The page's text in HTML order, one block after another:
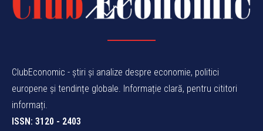
ClubEconomic - știri și analize despre economie, politici
europene și tendințe globale. Informație clară, pentru cititori
informați.
ISSN: 3120 - 2403